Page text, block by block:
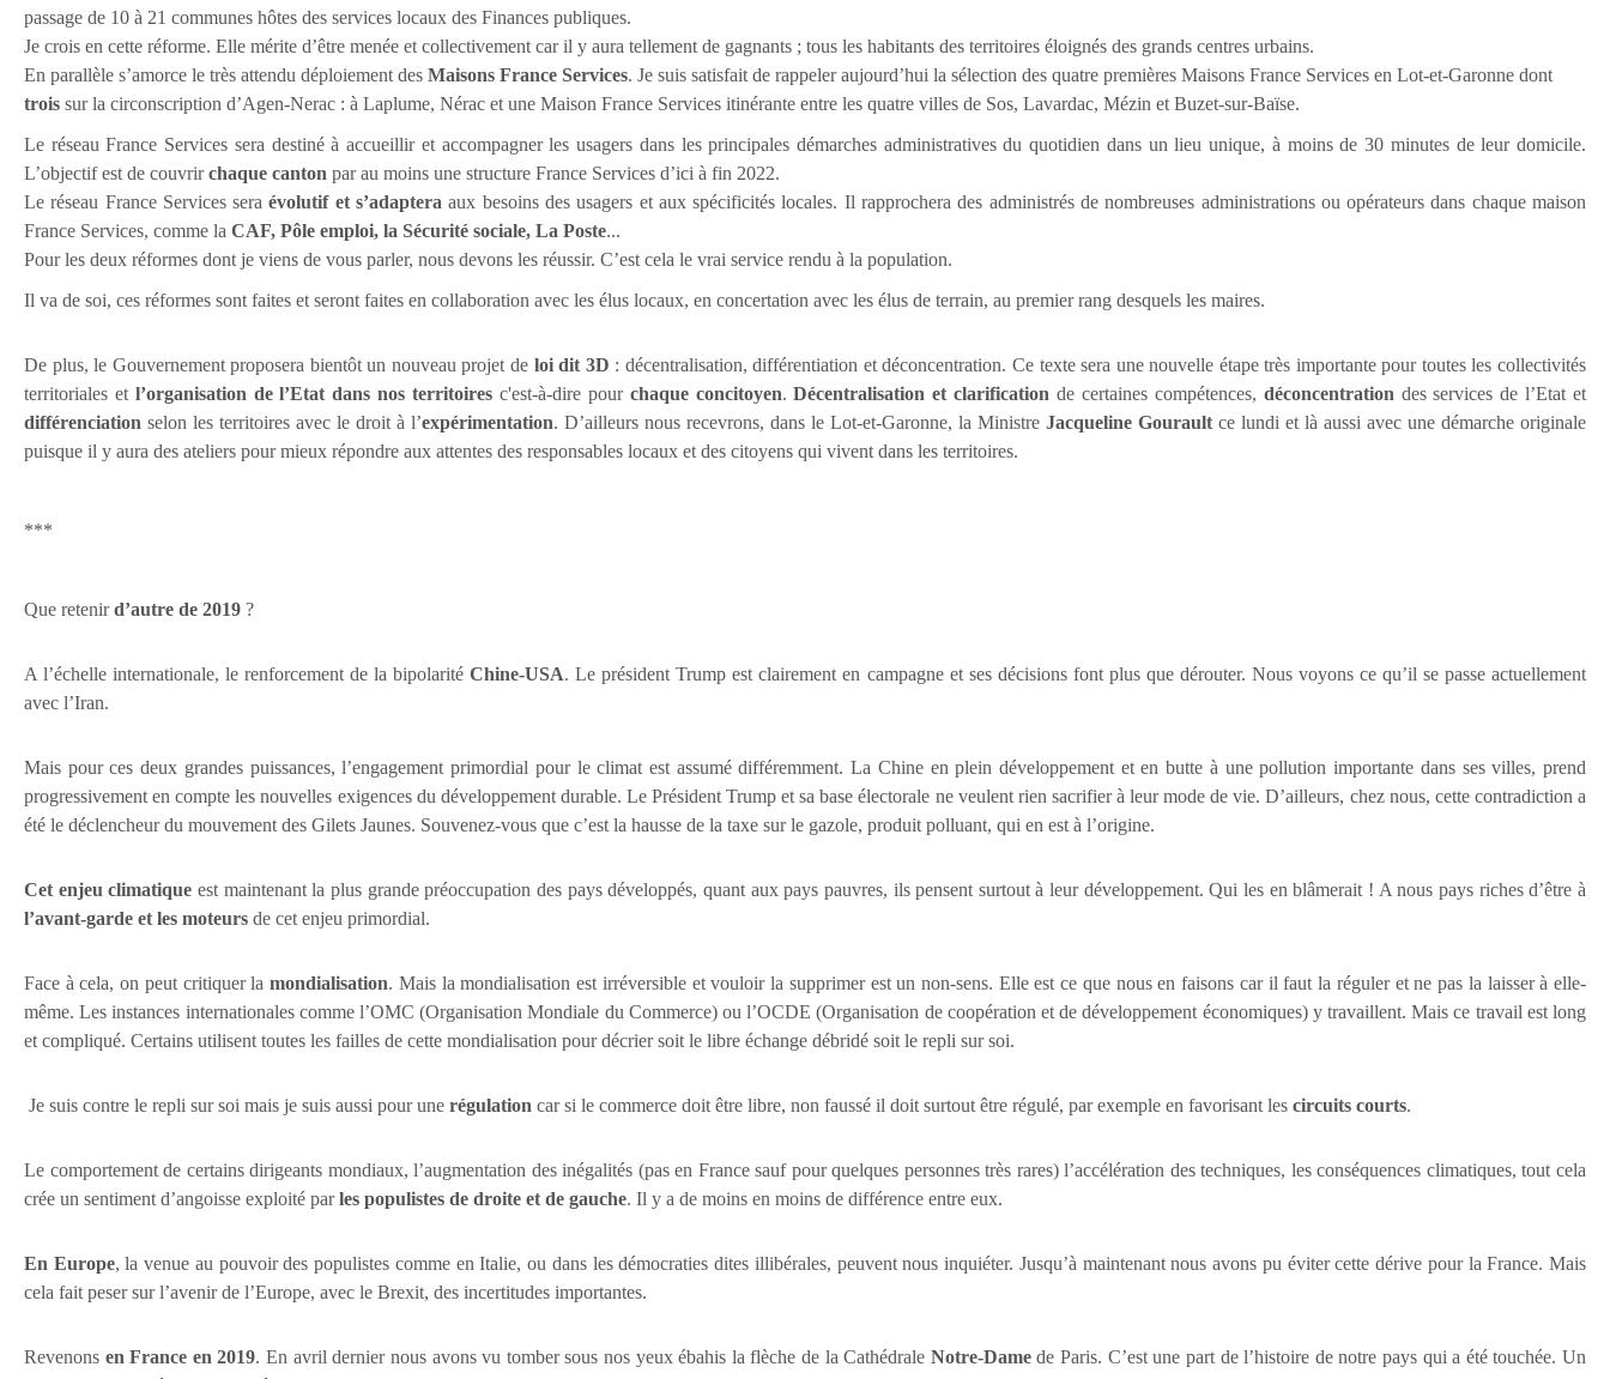
passage de 10 à 21 communes hôtes des services locaux des Finances publiques.
Je crois en cette réforme. Elle mérite d’être menée et collectivement car il y aura tellement de gagnants ; tous les habitants des territoires éloignés des grands centres urbains.
En parallèle s’amorce le très attendu déploiement des Maisons France Services. Je suis satisfait de rappeler aujourd’hui la sélection des quatre premières Maisons France Services en Lot-et-Garonne dont
trois sur la circonscription d’Agen-Nerac : à Laplume, Nérac et une Maison France Services itinérante entre les quatre villes de Sos, Lavardac, Mézin et Buzet-sur-Baïse.
Le réseau France Services sera destiné à accueillir et accompagner les usagers dans les principales démarches administratives du quotidien dans un lieu unique, à moins de 30 minutes de leur domicile.
L’objectif est de couvrirchaque canton par au moins une structure France Services d’ici à fin 2022.
Le réseau France Services seraévolutif et s’adaptera aux besoins des usagers et aux spécificités locales. Il rapprochera des administrés de nombreuses administrations ou opérateurs dans chaque maison
France Services, comme la CAF, Pôle emploi, la Sécurité sociale, La Poste...
Pour les deux réformes dont je viens de vous parler, nous devons les réussir. C’est cela le vrai service rendu à la population.
Il va de soi, ces réformes sont faites et seront faites en collaboration avec les élus locaux, en concertation avec les élus de terrain, au premier rang desquels les maires.
De plus, le Gouvernement proposera bientôt un nouveau projet de loi dit 3D : décentralisation, différentiation et déconcentration. Ce texte sera une nouvelle étape très importante pour toutes les collectivités
territoriales et l’organisation de l’Etat dans nos territoires c'est-à-dire pour chaque concitoyen.Décentralisation et clarification de certaines compétences, déconcentration des services de l’Etat et
différenciation selon les territoires avec le droit à l’expérimentation. D’ailleurs nous recevrons, dans le Lot-et-Garonne, la Ministre Jacqueline Gourault ce lundi et là aussi avec une démarche originale
puisque il y aura des ateliers pour mieux répondre aux attentes des responsables locaux et des citoyens qui vivent dans les territoires.
***
Que retenird’autre de 2019 ?
A l’échelle internationale, le renforcement de la bipolaritéChine-USA. Le président Trump est clairement en campagne et ses décisions font plus que dérouter. Nous voyons ce qu’il se passe actuellement
avec l’Iran.
Mais pour ces deux grandes puissances, l’engagement primordial pour le climat est assumé différemment. La Chine en plein développement et en butte à une pollution importante dans ses villes, prend
progressivement en compte les nouvelles exigences du développement durable. Le Président Trump et sa base électorale ne veulent rien sacrifier à leur mode de vie. D’ailleurs, chez nous, cette contradiction a
été le déclencheur du mouvement des Gilets Jaunes. Souvenez-vous que c’est la hausse de la taxe sur le gazole, produit polluant, qui en est à l’origine.
Cet enjeu climatique est maintenant la plus grande préoccupation des pays développés, quant aux pays pauvres, ils pensent surtout à leur développement. Qui les en blâmerait ! A nous pays riches d’être à
l’avant-garde et les moteurs de cet enjeu primordial.
Face à cela, on peut critiquer lamondialisation. Mais la mondialisation est irréversible et vouloir la supprimer est un non-sens. Elle est ce que nous en faisons car il faut la réguler et ne pas la laisser à elle-
même. Les instances internationales comme l’OMC (Organisation Mondiale du Commerce) ou l’OCDE (Organisation de coopération et de développement économiques) y travaillent. Mais ce travail est long
et compliqué. Certains utilisent toutes les failles de cette mondialisation pour décrier soit le libre échange débridé soit le repli sur soi.
Je suis contre le repli sur soi mais je suis aussi pour une régulation car si le commerce doit être libre, non faussé il doit surtout être régulé, par exemple en favorisant les circuits courts.
Le comportement de certains dirigeants mondiaux, l’augmentation des inégalités (pas en France sauf pour quelques personnes très rares) l’accélération des techniques, les conséquences climatiques, tout cela
crée un sentiment d’angoisse exploité parles populistes de droite et de gauche. Il y a de moins en moins de différence entre eux.
En Europe, la venue au pouvoir des populistes comme en Italie, ou dans les démocraties dites illibérales, peuvent nous inquiéter. Jusqu’à maintenant nous avons pu éviter cette dérive pour la France. Mais
cela fait peser sur l’avenir de l’Europe, avec le Brexit, des incertitudes importantes.
Revenons en France en 2019. En avril dernier nous avons vu tomber sous nos yeux ébahis la flèche de la Cathédrale Notre-Damede Paris. C’est une part de l’histoire de notre pays qui a été touchée. Un